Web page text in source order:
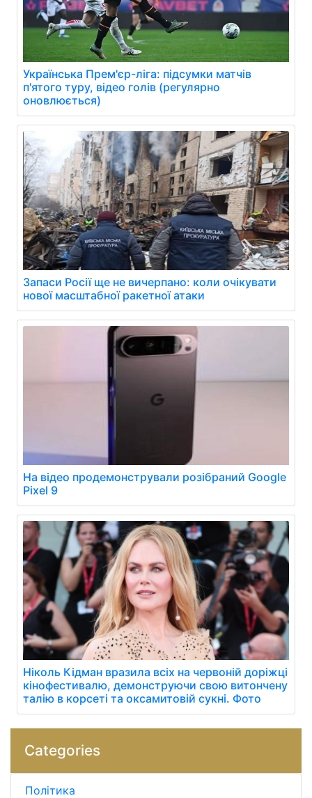
Українська Прем'єр-ліга: підсумки матчів
п'ятого туру, відео голів (регулярно
оновлюється)
Запаси Росії ще не вичерпано: коли очікувати
нової масштабної ракетної атаки
На відео продемонстрували розібраний Google
Pixel 9
Ніколь Кідман вразила всіх на червоній доріжці
кінофестивалю, демонструючи свою витончену
талію в корсеті та оксамитовій сукні. Фото
Categories
Політика